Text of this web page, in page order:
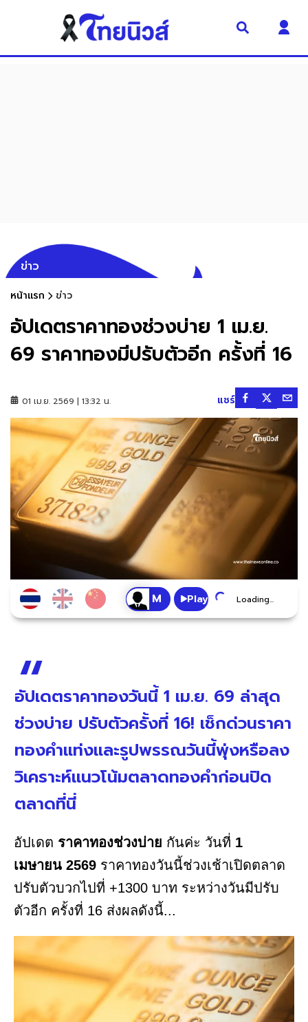
ข่าว
หน้าแรก ข่าว
อัปเดตราคาทองช่วงบ่าย 1 เม.ย.
69 ราคาทองมีปรับตัวอีก ครั้งที่ 16
01 เม.ย. 2569 | 13:32 น. แชร์
Play Loading...
อัปเดตราคาทองวันนี้ 1 เม.ย. 69 ล่าสุด
ช่วงบ่าย ปรับตัวครั้งที่ 16! เช็กด่วนราคา
ทองคำแท่งและรูปพรรณวันนี้พุ่งหรือลง
วิเคราะห์แนวโน้มตลาดทองคำก่อนปิด
ตลาดที่นี่
อัปเดต ราคาทองช่วงบ่าย กันค่ะ วันที่ 1
เมษายน 2569 ราคาทองวันนี้ช่วงเช้าเปิดตลาด
ปรับตัวบวกไปที่ +1300 บาท ระหว่างวันมีปรับ
ตัวอีก ครั้งที่ 16 ส่งผลดังนี้...